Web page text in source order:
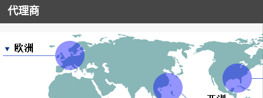
代理商